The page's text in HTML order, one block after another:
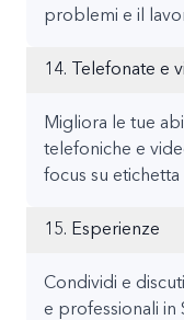
problemi e il
14. Telefonate e
Migliora le tue
telefoniche e
focus su
15. Esperienze
Condividi e
e professionali in